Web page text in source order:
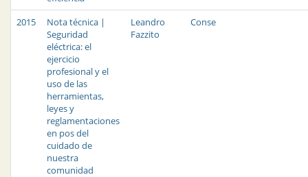
2015
Nota técnica |
Seguridad
eléctrica: el
ejercicio
profesional y el
uso de las
herramientas,
leyes y
reglamentaciones
en pos del
cuidado de
nuestra
comunidad
Leandro
Fazzito
Conse